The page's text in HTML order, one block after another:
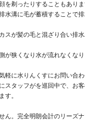
を剃ったりすることもありま
水溝に毛が蓄積することで排
スが髪の毛と混ざり合い排
が狭くなり水が流れなくなり
軽に水りんくすにお問い合わ
スタッフがを巡回中で、お
す。
ん。完全明朗会計のリーズ